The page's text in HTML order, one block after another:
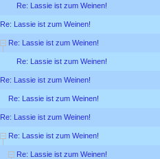
Re: Lassie ist zum Weinen!
Re: Lassie ist zum Weinen!
Re: Lassie ist zum Weinen!
Re: Lassie ist zum Weinen!
Re: Lassie ist zum Weinen!
Re: Lassie ist zum Weinen!
Re: Lassie ist zum Weinen!
Re: Lassie ist zum Weinen!
Re: Lassie ist zum Weinen!